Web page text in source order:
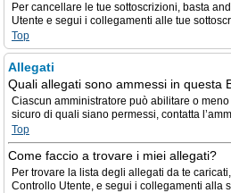
Per cancellare le tue sottoscrizioni, basta
Utente e segui i collegamenti alle tue
Top
Allegati
Quali allegati sono ammessi in questa
Ciascun amministratore può abilitare o
sicuro di quali siano permessi, contatta
Top
Come faccio a trovare i miei allegati?
Per trovare la lista degli allegati da te
Controllo Utente, e segui i collegamenti alla